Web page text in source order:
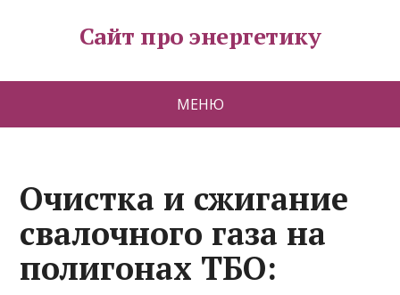
Сайт про энергетику
МЕНЮ
Очистка и сжигание
свалочного газа на
полигонах ТБО: